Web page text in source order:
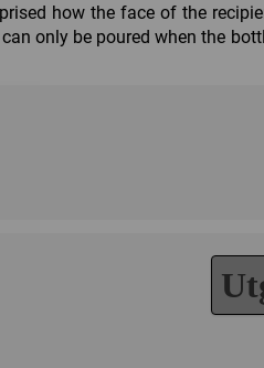
how the face of the
only be poured when the